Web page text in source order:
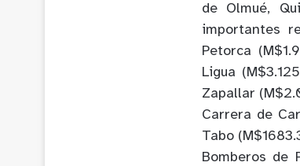
de Olmué,
importantes
Petorca
Ligua
Zapallar
Carrera de
Tabo
Bomberos de